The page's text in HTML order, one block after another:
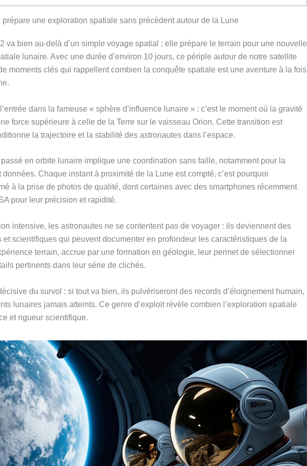
prépare une exploration spatiale sans précédent autour de la Lune
va bien au-delà d’un simple voyage spatial ; elle prépare le terrain pour une nouvelle
lunaire. Avec une durée d’environ 10 jours, ce périple autour de notre satellite
moments clés qui rappellent combien la conquête spatiale est une aventure à la fois
dans la fameuse « sphère d’influence lunaire » : c’est le moment où la gravité
force supérieure à celle de la Terre sur le vaisseau Orion. Cette transition est
la trajectoire et la stabilité des astronautes dans l’espace.
en orbite lunaire implique une coordination sans faille, notamment pour la
données. Chaque instant à proximité de la Lune est compté, c’est pourquoi
à la prise de photos de qualité, dont certaines avec des smartphones récemment
pour leur précision et rapidité.
intensive, les astronautes ne se contentent pas de voyager : ils deviennent des
et scientifiques qui peuvent documenter en profondeur les caractéristiques de la
terrain, accrue par une formation en géologie, leur permet de sélectionner
pertinents dans leur série de clichés.
du survol : si tout va bien, ils pulvériseront des records d’éloignement humain,
lunaires jamais atteints. Ce genre d’exploit révèle combien l’exploration spatiale
et rigueur scientifique.